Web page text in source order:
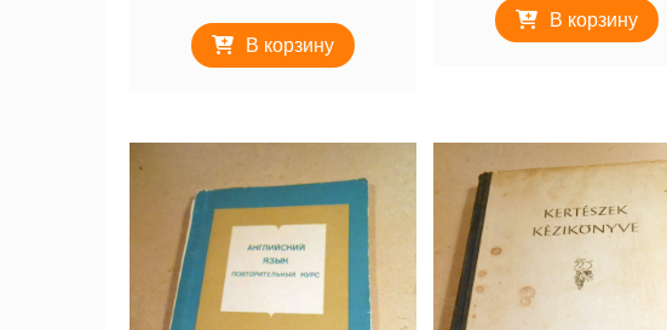
В корзину
В корзину